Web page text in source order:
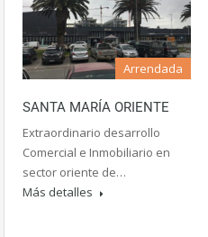
Arrendada
SANTA MARÍA ORIENTE
Extraordinario desarrollo
Comercial e Inmobiliario en
sector oriente de…
Más detalles